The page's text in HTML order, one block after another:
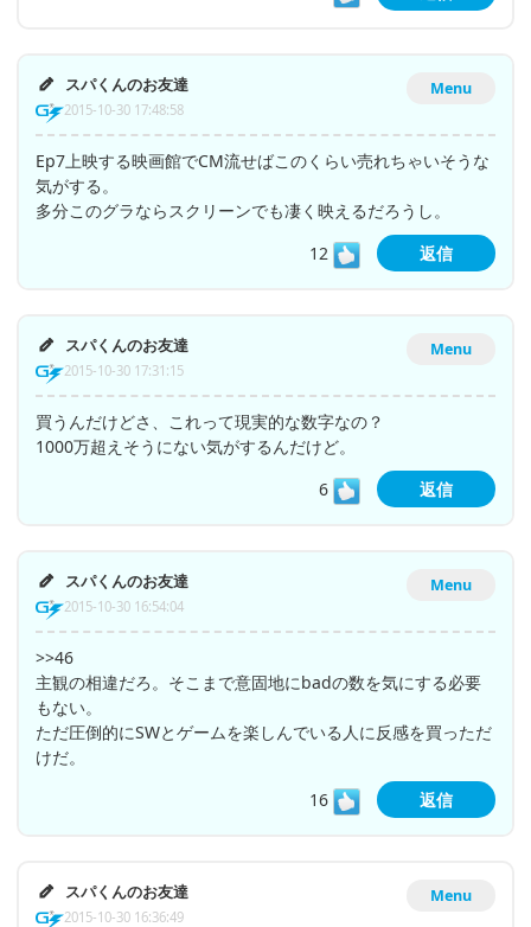
Menu
スパくんのお友達
2015-10-30 17:48:58
Ep7上映する映画館でCM流せばこのくらい売れちゃいそうな
気がする。
多分このグラならスクリーンでも凄く映えるだろうし。
12
返信
Menu
スパくんのお友達
2015-10-30 17:31:15
買うんだけどさ、これって現実的な数字なの？
1000万超えそうにない気がするんだけど。
6
返信
Menu
スパくんのお友達
2015-10-30 16:54:04
>>46
主観の相違だろ。そこまで意固地にbadの数を気にする必要
もない。
ただ圧倒的にSWとゲームを楽しんでいる人に反感を買っただ
けだ。
16
返信
Menu
スパくんのお友達
2015-10-30 16:36:49